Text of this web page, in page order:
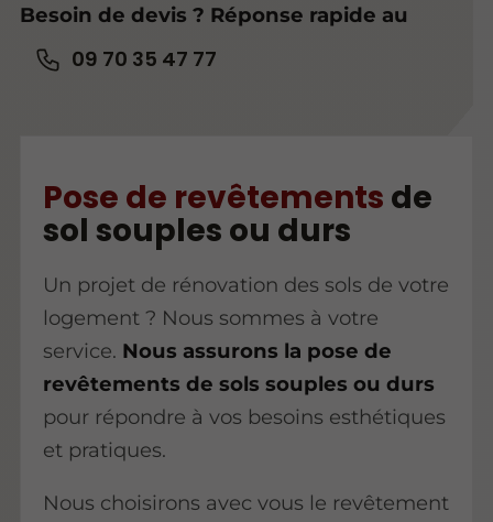
Besoin de devis ? Réponse rapide au
09 70 35 47 77
Pose de revêtements de
sol souples ou durs
Un projet de rénovation des sols de votre
logement ? Nous sommes à votre
service. Nous assurons la pose de
revêtements de sols souples ou durs
pour répondre à vos besoins esthétiques
et pratiques.
Nous choisirons avec vous le revêtement